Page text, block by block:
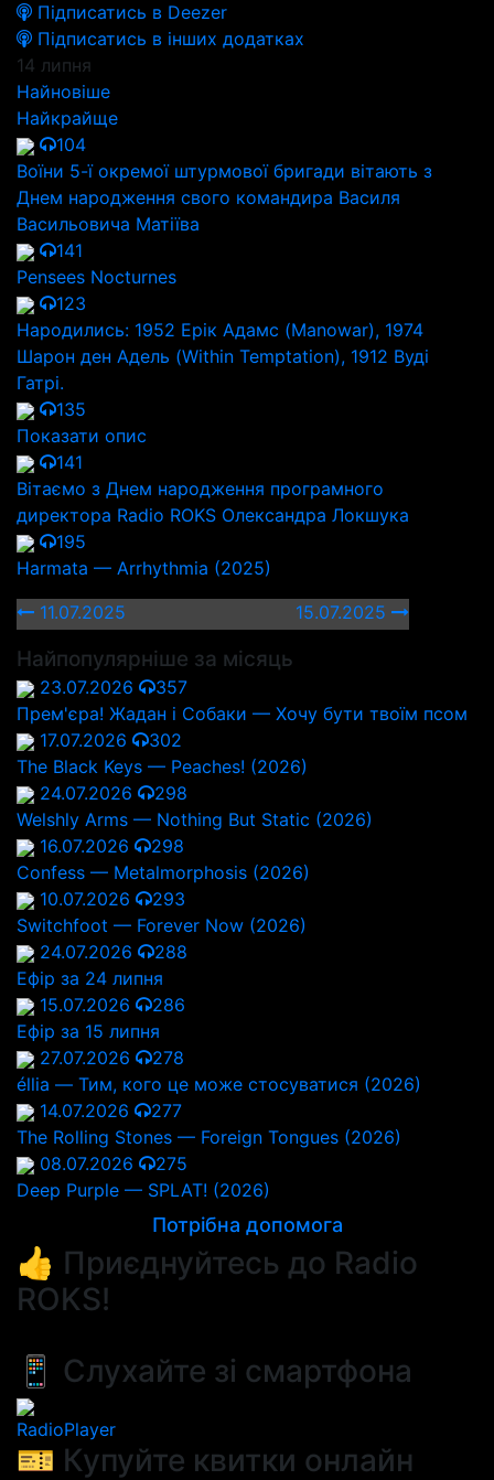
Підписатись в Deezer
Підписатись в інших додатках
14 липня
Найновіше
Найкрайще
104
Воїни 5-ї окремої штурмової бригади вітають з
Днем народження свого командира Василя
Васильовича Матіїва
141
Pensees Nocturnes
123
Народились: 1952 Ерік Адамс (Manowar), 1974
Шарон ден Адель (Within Temptation), 1912 Вуді
Гатрі.
135
Показати опис
141
Вітаємо з Днем народження програмного
директора Radio ROKS Олександра Локшука
195
Harmata — Arrhythmia (2025)
11.07.2025
15.07.2025
Найпопулярніше за місяць
23.07.2026
357
Прем'єра! Жадан і Собаки — Хочу бути твоїм псом
17.07.2026
302
The Black Keys — Peaches! (2026)
24.07.2026
298
Welshly Arms — Nothing But Static (2026)
16.07.2026
298
Confess — Metalmorphosis (2026)
10.07.2026
293
Switchfoot — Forever Now (2026)
24.07.2026
288
Ефір за 24 липня
15.07.2026
286
Ефір за 15 липня
27.07.2026
278
éllia — Тим, кого це може стосуватися (2026)
14.07.2026
277
The Rolling Stones — Foreign Tongues (2026)
08.07.2026
275
Deep Purple — SPLAT! (2026)
Потрібна допомога
👍 Приєднуйтесь до Radio
ROKS!
📱 Слухайте зі смартфона
RadioPlayer
🎫 Купуйте квитки онлайн